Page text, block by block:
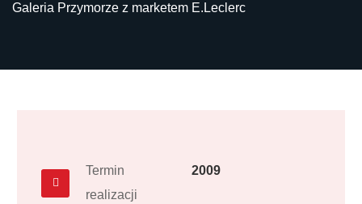
Galeria Przymorze z marketem E.Leclerc
Termin
realizacji
2009